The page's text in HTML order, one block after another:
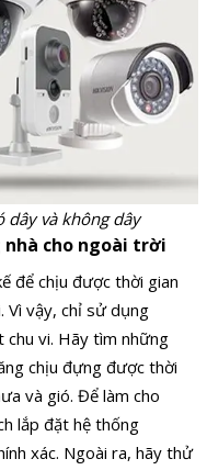
dây và không dây
nhà cho ngoài trời
để chịu được thời gian
Vì vậy, chỉ sử dụng
chu vi. Hãy tìm những
chịu đựng được thời
và gió. Để làm cho
lắp đặt hệ thống
xác. Ngoài ra, hãy thử